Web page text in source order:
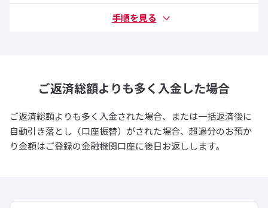
ご返済総額よりも多く入金した場合
ご返済総額よりも多く入金された場合、または一括返済後に
自動引き落とし（口座振替）がされた場合、超過分のお預か
り金額はご登録の金融機関口座に後日お返しします。